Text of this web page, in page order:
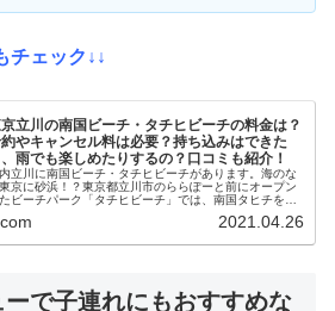
チェック↓↓
立川の南国ビーチ・タチヒビーチの料金は？
やキャンセル料は必要？持ち込みはできた
、雨でも楽しめたりするの？口コミも紹介！
立川に南国ビーチ・タチヒビーチがあります。海のな
京に砂浜！？東京都立川市のららぽーと前にオープン
ビーチパーク「タチヒビーチ」では、南国タヒチを味
砂浜はヨガやフラダンス、音楽イ...
2021.04.26
で子連れにもおすすめな